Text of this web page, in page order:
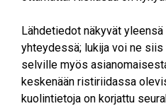
Lähdetiedot näkyvät
yhteydessä; lukija voi ne siis
selville myös
keskenään ristiriidassa
kuolintietoja on korjattu